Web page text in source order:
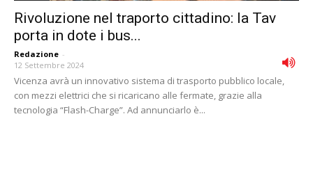
Rivoluzione nel traporto cittadino: la Tav
porta in dote i bus...
Redazione -
12 Settembre 2024
Vicenza avrà un innovativo sistema di trasporto pubblico locale,
con mezzi elettrici che si ricaricano alle fermate, grazie alla
tecnologia “Flash-Charge”. Ad annunciarlo è...